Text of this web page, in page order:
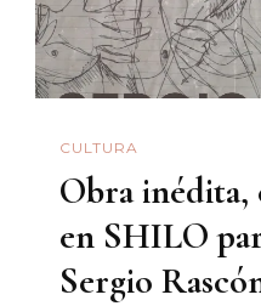
CULTURA
Obra inédita,
en SHILO
Sergio